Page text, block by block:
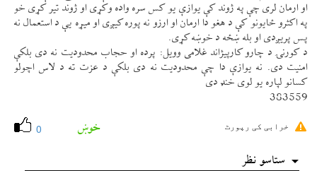
او ارمان لری چې په ژوند كې يوازې يو كس سره واده وكړی او ژوند تير كړی خو
په اكثرو ځايونو كې د هغو دا ارمان او ارزو نه پوره كیږی او میړه یې د استعمال نه
پس پریږدی او بله ښځه د خوښه كړی.
د كورنۍ د چارو كارپيژاند غلامی وويل: پرده او حجاب محدوديت نه دی بلكې
امنيت دی. نه يوازې دا چې محدوديت نه دی بلكې د عزت ته د لاس اچولو
كسانو لپاره يو لوی خنډ دی
383559
0 خوښ خرابی کی رپورٹ
ستاسو نظر